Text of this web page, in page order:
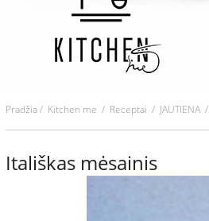
Pradžia/ Kitchen me / Receptai / JAUTIENA /
Itališkas mėsainis